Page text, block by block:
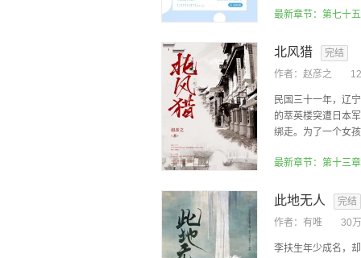
最新章节：第七十
北风猎
完结
作者： 赵彦之
民国三十一年，辽
的萃英楼突遭日本
绑走。为了一个女
最新章节：第十三章
此地无人
完结
作者： 有唯 30
李扶生年少成名，